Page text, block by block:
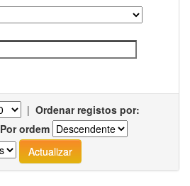
| Ordenar registos por:
Por ordem